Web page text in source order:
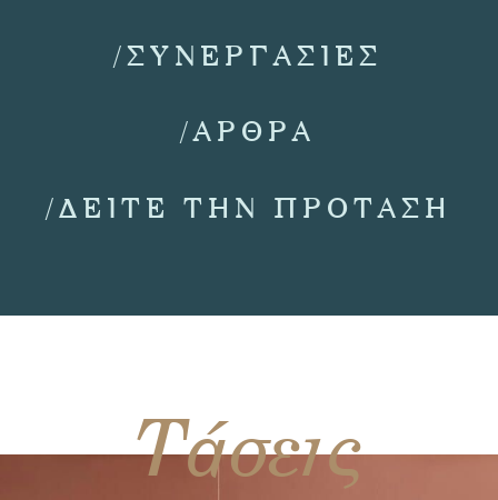
/ΣΥΝΕΡΓΑΣΙΕΣ
/ΑΡΘΡΑ
/ΔΕΙΤΕ ΤΗΝ ΠΡΟΤΑΣΗ
Τάσεις